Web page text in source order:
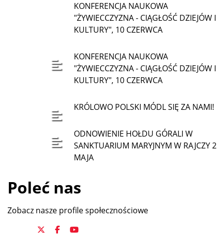
KONFERENCJA NAUKOWA
"ŻYWIECCZYZNA - CIĄGŁOŚĆ DZIEJÓW I
KULTURY", 10 CZERWCA
KONFERENCJA NAUKOWA
"ŻYWIECCZYZNA - CIĄGŁOŚĆ DZIEJÓW I
KULTURY", 10 CZERWCA
KRÓLOWO POLSKI MÓDL SIĘ ZA NAMI!
ODNOWIENIE HOŁDU GÓRALI W
SANKTUARIUM MARYJNYM W RAJCZY 2
MAJA
Poleć nas
Zobacz nasze profile społecznościowe